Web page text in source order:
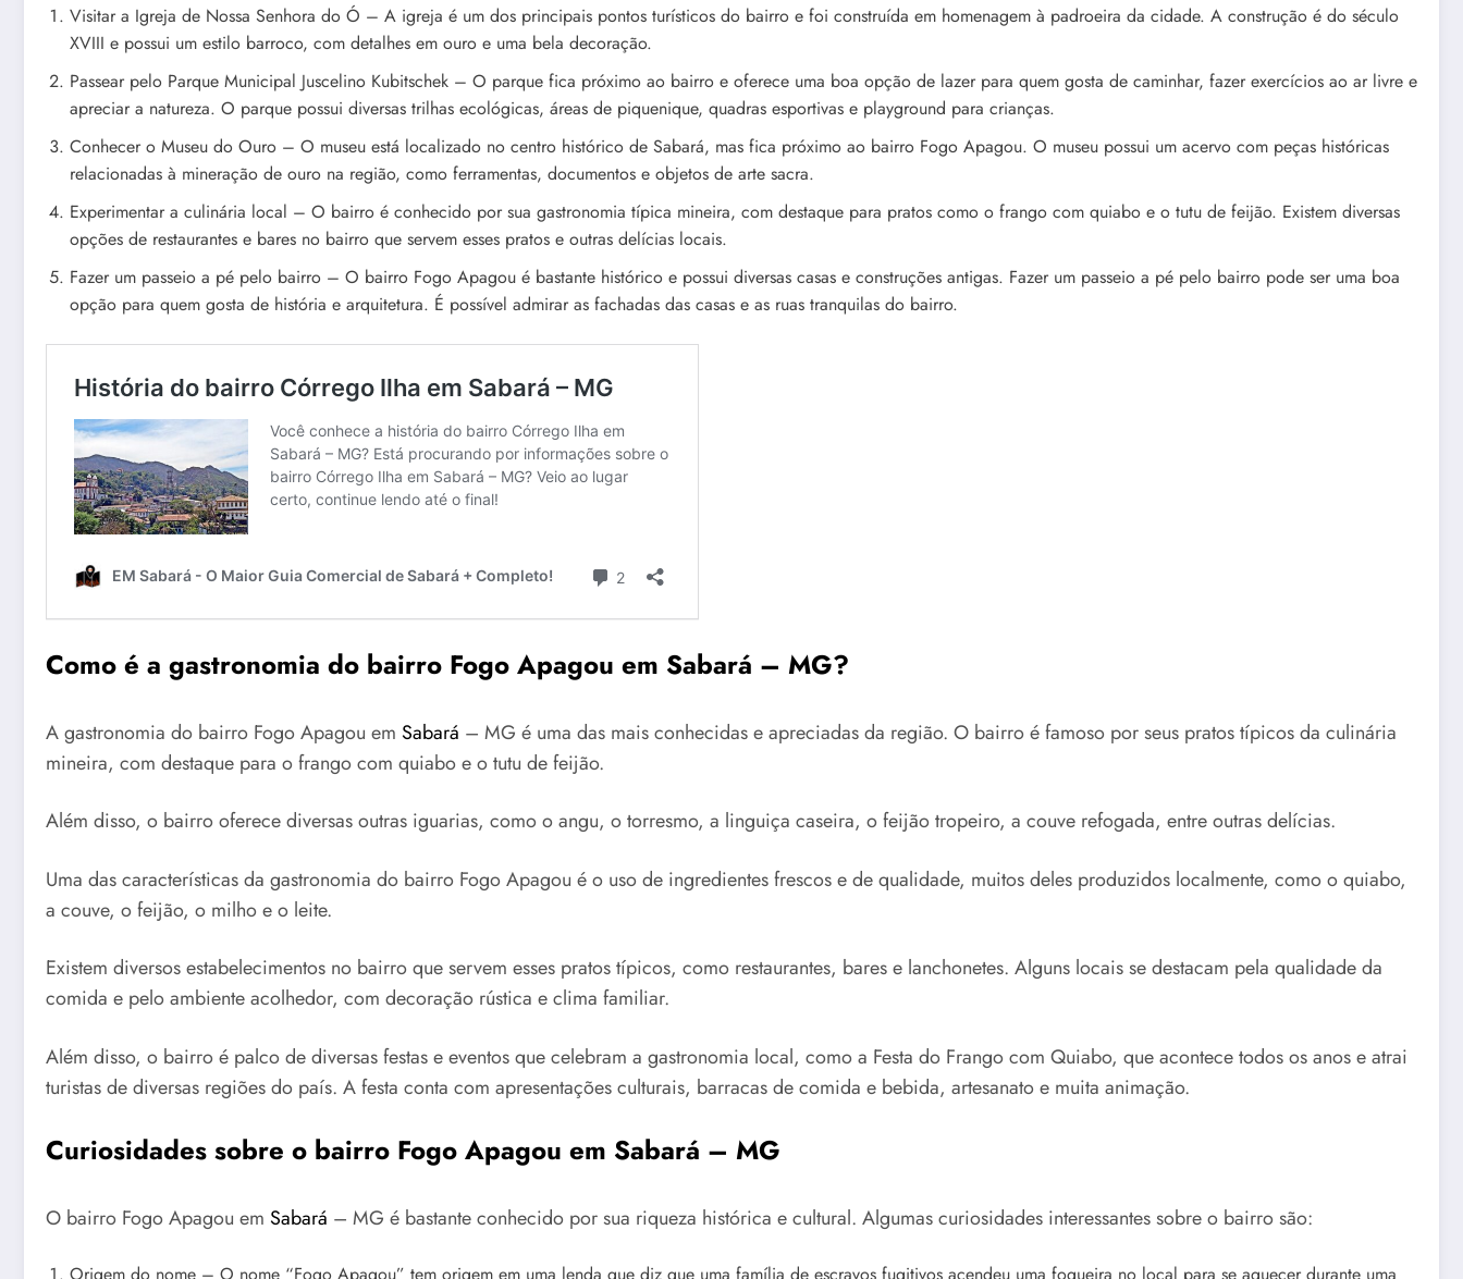
Visitar a Igreja de Nossa Senhora do Ó – A igreja é um dos principais pontos turísticos do bairro e foi construída em homenagem à padroeira da cidade. A construção é do século
XVIII e possui um estilo barroco, com detalhes em ouro e uma bela decoração.
Passear pelo Parque Municipal Juscelino Kubitschek – O parque fica próximo ao bairro e oferece uma boa opção de lazer para quem gosta de caminhar, fazer exercícios ao ar livre e
apreciar a natureza. O parque possui diversas trilhas ecológicas, áreas de piquenique, quadras esportivas e playground para crianças.
Conhecer o Museu do Ouro – O museu está localizado no centro histórico de Sabará, mas fica próximo ao bairro Fogo Apagou. O museu possui um acervo com peças históricas
relacionadas à mineração de ouro na região, como ferramentas, documentos e objetos de arte sacra.
Experimentar a culinária local – O bairro é conhecido por sua gastronomia típica mineira, com destaque para pratos como o frango com quiabo e o tutu de feijão. Existem diversas
opções de restaurantes e bares no bairro que servem esses pratos e outras delícias locais.
Fazer um passeio a pé pelo bairro – O bairro Fogo Apagou é bastante histórico e possui diversas casas e construções antigas. Fazer um passeio a pé pelo bairro pode ser uma boa
opção para quem gosta de história e arquitetura. É possível admirar as fachadas das casas e as ruas tranquilas do bairro.
Como é a gastronomia do bairro Fogo Apagou em Sabará – MG?
A gastronomia do bairro Fogo Apagou em Sabará – MG é uma das mais conhecidas e apreciadas da região. O bairro é famoso por seus pratos típicos da culinária
mineira, com destaque para o frango com quiabo e o tutu de feijão.
Além disso, o bairro oferece diversas outras iguarias, como o angu, o torresmo, a linguiça caseira, o feijão tropeiro, a couve refogada, entre outras delícias.
Uma das características da gastronomia do bairro Fogo Apagou é o uso de ingredientes frescos e de qualidade, muitos deles produzidos localmente, como o quiabo,
a couve, o feijão, o milho e o leite.
Existem diversos estabelecimentos no bairro que servem esses pratos típicos, como restaurantes, bares e lanchonetes. Alguns locais se destacam pela qualidade da
comida e pelo ambiente acolhedor, com decoração rústica e clima familiar.
Além disso, o bairro é palco de diversas festas e eventos que celebram a gastronomia local, como a Festa do Frango com Quiabo, que acontece todos os anos e atrai
turistas de diversas regiões do país. A festa conta com apresentações culturais, barracas de comida e bebida, artesanato e muita animação.
Curiosidades sobre o bairro Fogo Apagou em Sabará – MG
O bairro Fogo Apagou em Sabará – MG é bastante conhecido por sua riqueza histórica e cultural. Algumas curiosidades interessantes sobre o bairro são: